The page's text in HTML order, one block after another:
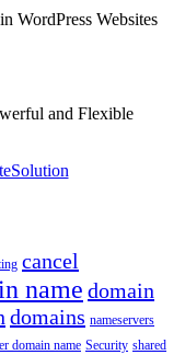
WordPress Websites
and Flexible
cancel
name domain
domains nameservers
domain name Security shared